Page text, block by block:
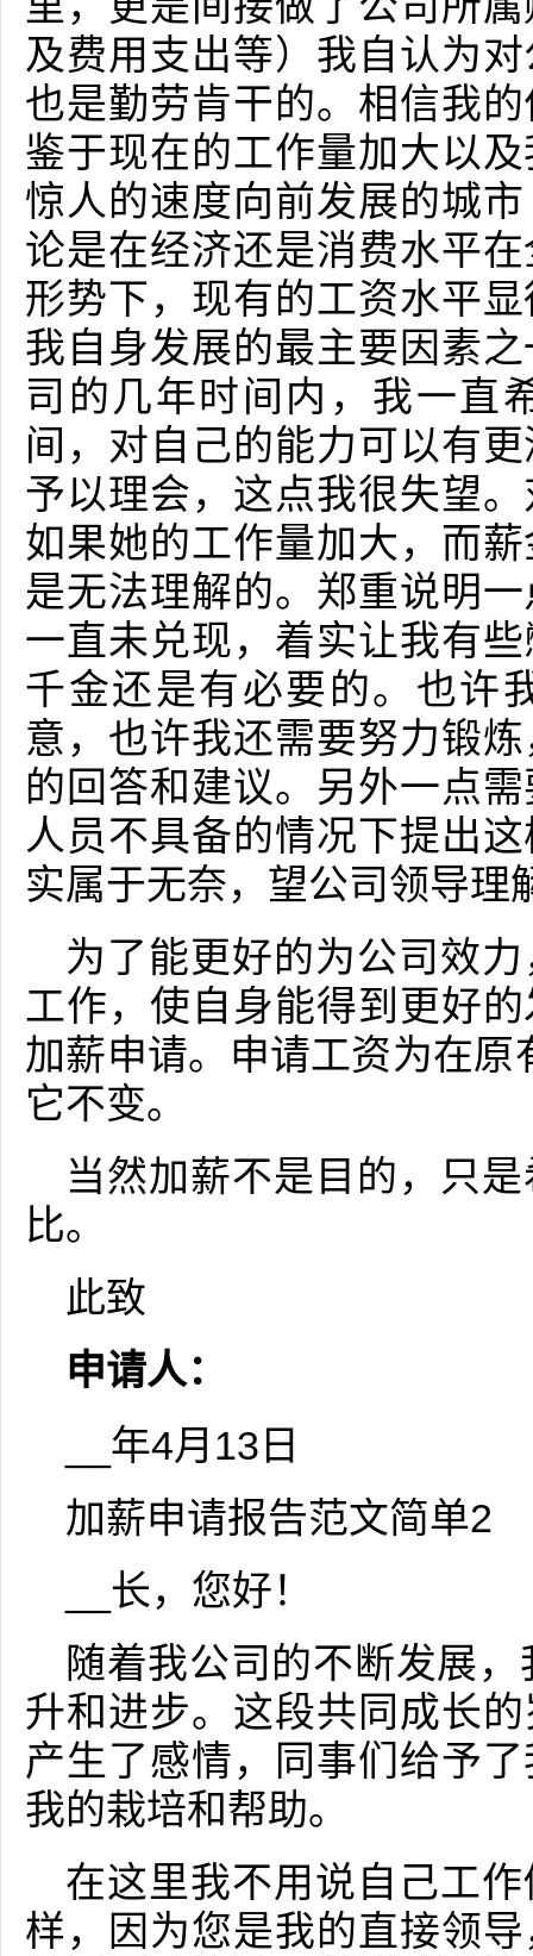
及费用支出等）我自认为
也是勤劳肯干的。相信我
鉴于现在的工作量加大以
惊人的速度向前发展的城
论是在经济还是消费水平
形势下，现有的工资水平
我自身发展的最主要因素
司的几年时间内，我一直
间，对自己的能力可以有
予以理会，这点我很失望
如果她的工作量加大，而
是无法理解的。郑重说明
一直未兑现，着实让我有
千金还是有必要的。也许
意，也许我还需要努力锻
的回答和建议。另外一点
人员不具备的情况下提出
实属于无奈，望公司领导理
为了能更好的为公司效
工作，使自身能得到更好
加薪申请。申请工资为在
它不变。
当然加薪不是目的，只
比。
此致
申请人：
__年4月13日
加薪申请报告范文简单2
__长，您好！
随着我公司的不断发展
升和进步。这段共同成长
产生了感情，同事们给予
我的栽培和帮助。
在这里我不用说自己工
样，因为您是我的直接领